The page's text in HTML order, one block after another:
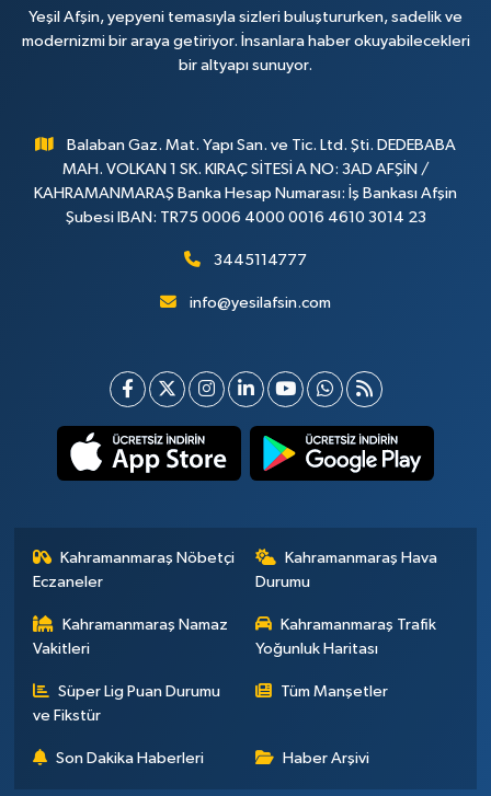
Yeşil Afşin, yepyeni temasıyla sizleri buluştururken, sadelik ve
modernizmi bir araya getiriyor. İnsanlara haber okuyabilecekleri
bir altyapı sunuyor.
Balaban Gaz. Mat. Yapı San. ve Tic. Ltd. Şti. DEDEBABA
MAH. VOLKAN 1 SK. KIRAÇ SİTESİ A NO: 3AD AFŞİN /
KAHRAMANMARAŞ Banka Hesap Numarası: İş Bankası Afşin
Şubesi IBAN: TR75 0006 4000 0016 4610 3014 23
3445114777
info@yesilafsin.com
Kahramanmaraş Nöbetçi
Eczaneler
Kahramanmaraş Hava
Durumu
Kahramanmaraş Namaz
Vakitleri
Kahramanmaraş Trafik
Yoğunluk Haritası
Süper Lig Puan Durumu
ve Fikstür
Tüm Manşetler
Son Dakika Haberleri Haber Arşivi